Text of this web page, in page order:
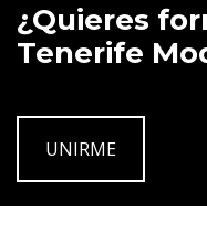
¿Quieres
Tenerife
UNIRME